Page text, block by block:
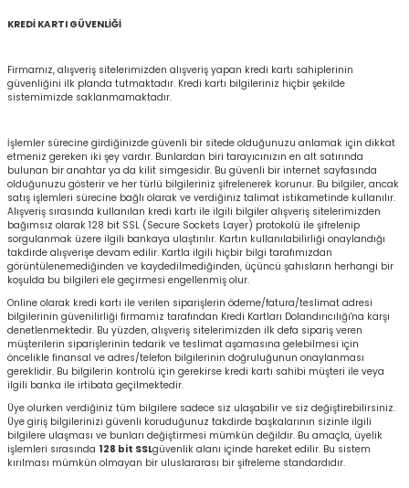
KREDİ KARTI GÜVENLİĞİ
Firmamız, alışveriş sitelerimizden alışveriş yapan kredi kartı sahiplerinin
güvenliğini ilk planda tutmaktadır. Kredi kartı bilgileriniz hiçbir şekilde
sistemimizde saklanmamaktadır.
İşlemler sürecine girdiğinizde güvenli bir sitede olduğunuzu anlamak için dikkat
etmeniz gereken iki şey vardır. Bunlardan biri tarayıcınızın en alt satırında
bulunan bir anahtar ya da kilit simgesidir. Bu güvenli bir internet sayfasında
olduğunuzu gösterir ve her türlü bilgileriniz şifrelenerek korunur. Bu bilgiler, ancak
satış işlemleri sürecine bağlı olarak ve verdiğiniz talimat istikametinde kullanılır.
Alışveriş sırasında kullanılan kredi kartı ile ilgili bilgiler alışveriş sitelerimizden
bağımsız olarak 128 bit SSL (Secure Sockets Layer) protokolü ile şifrelenip
sorgulanmak üzere ilgili bankaya ulaştırılır. Kartın kullanılabilirliği onaylandığı
takdirde alışverişe devam edilir. Kartla ilgili hiçbir bilgi tarafımızdan
görüntülenemediğinden ve kaydedilmediğinden, üçüncü şahısların herhangi bir
koşulda bu bilgileri ele geçirmesi engellenmiş olur.
Online olarak kredi kartı ile verilen siparişlerin ödeme/fatura/teslimat adresi
bilgilerinin güvenilirliği firmamiz tarafından Kredi Kartları Dolandırıcılığı'na karşı
denetlenmektedir. Bu yüzden, alışveriş sitelerimizden ilk defa sipariş veren
müşterilerin siparişlerinin tedarik ve teslimat aşamasına gelebilmesi için
öncelikle finansal ve adres/telefon bilgilerinin doğruluğunun onaylanması
gereklidir. Bu bilgilerin kontrolü için gerekirse kredi kartı sahibi müşteri ile veya
ilgili banka ile irtibata geçilmektedir.
Üye olurken verdiğiniz tüm bilgilere sadece siz ulaşabilir ve siz değiştirebilirsiniz.
Üye giriş bilgilerinizi güvenli koruduğunuz takdirde başkalarının sizinle ilgili
bilgilere ulaşması ve bunları değiştirmesi mümkün değildir. Bu amaçla, üyelik
işlemleri sırasında 128 bit SSLgüvenlik alanı içinde hareket edilir. Bu sistem
kırılması mümkün olmayan bir uluslararası bir şifreleme standardıdır.